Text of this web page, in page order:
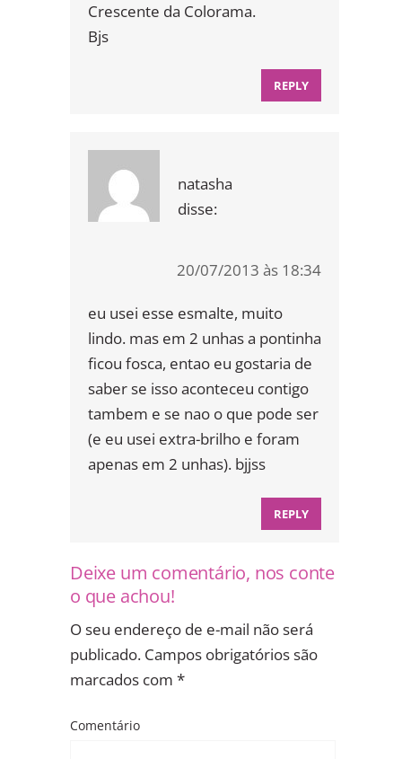
Crescente da Colorama.
Bjs
REPLY
natasha
disse:
20/07/2013 às 18:34
eu usei esse esmalte, muito
lindo. mas em 2 unhas a pontinha
ficou fosca, entao eu gostaria de
saber se isso aconteceu contigo
tambem e se nao o que pode ser
(e eu usei extra-brilho e foram
apenas em 2 unhas). bjjss
REPLY
Deixe um comentário, nos conte
o que achou!
O seu endereço de e-mail não será
publicado. Campos obrigatórios são
marcados com *
Comentário